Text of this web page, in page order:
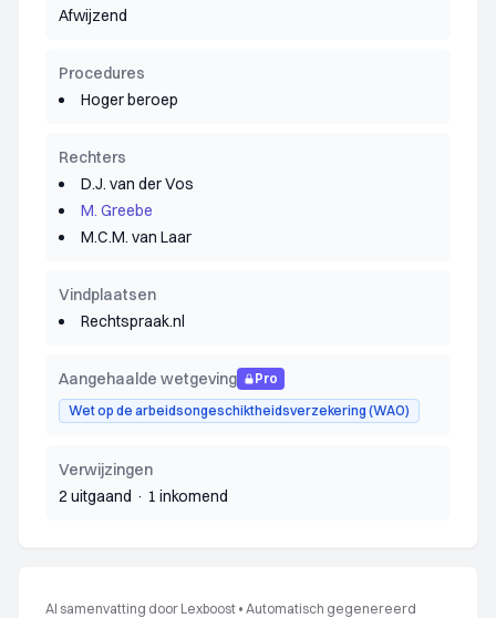
Afwijzend
Procedures
Hoger beroep
Rechters
D.J. van der Vos
M. Greebe
M.C.M. van Laar
Vindplaatsen
Rechtspraak.nl
Aangehaalde wetgeving
Pro
Wet op de arbeidsongeschiktheidsverzekering (WAO)
Verwijzingen
2 uitgaand · 1 inkomend
AI samenvatting door Lexboost • Automatisch gegenereerd